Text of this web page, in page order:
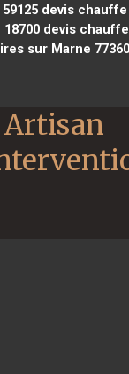
devis
devis
sur Marne 77360
Artisan